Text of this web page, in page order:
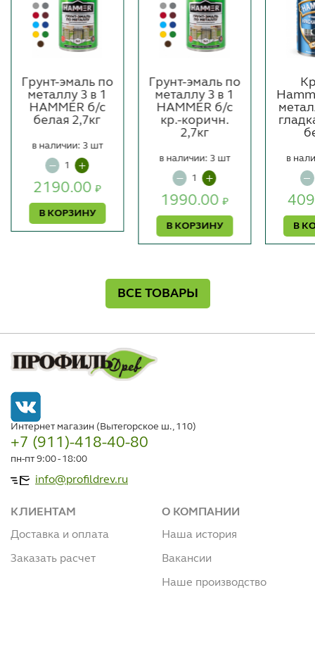
Грунт-эмаль по
металлу 3 в 1
HAMMER б/с
белая 2,7кг
2190.00₽
В КОРЗИНУ
в наличии: 3 шт
Грунт-эмаль по
металлу 3 в 1
HAMMER б/с
кр.-коричн.
2,7кг
1990.00₽
В КОРЗИНУ
в наличии: 3 шт
В
в
ВСЕ ТОВАРЫ
Интернет магазин (Вытегорское ш., 110)
+7 (911)-418-40-80
пн-пт 9:00 - 18:00
info@profildrev.ru
КЛИЕНТАМ
Доставка и оплата
Заказать расчет
О КОМПАНИИ
Наша история
Вакансии
Наше производство